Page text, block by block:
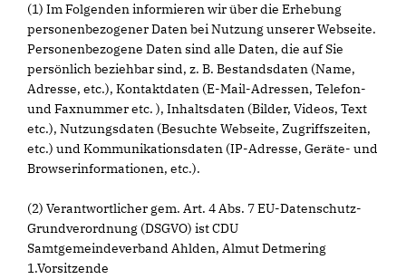
(1) Im Folgenden informieren wir über die Erhebung
personenbezogener Daten bei Nutzung unserer Webseite.
Personenbezogene Daten sind alle Daten, die auf Sie
persönlich beziehbar sind, z. B. Bestandsdaten (Name,
Adresse, etc.), Kontaktdaten (E-Mail-Adressen, Telefon-
und Faxnummer etc. ), Inhaltsdaten (Bilder, Videos, Text
etc.), Nutzungsdaten (Besuchte Webseite, Zugriffszeiten,
etc.) und Kommunikationsdaten (IP-Adresse, Geräte- und
Browserinformationen, etc.).
(2) Verantwortlicher gem. Art. 4 Abs. 7 EU-Datenschutz-
Grundverordnung (DSGVO) ist CDU
Samtgemeindeverband Ahlden, Almut Detmering
1.Vorsitzende